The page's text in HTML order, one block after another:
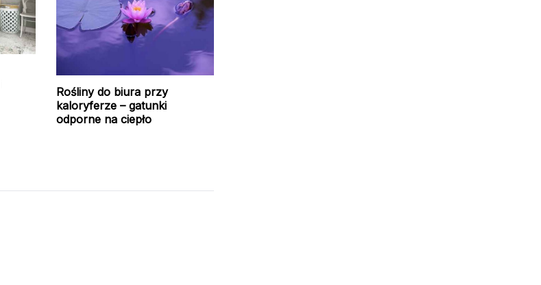
Rośliny do biura przy
kaloryferze – gatunki
odporne na ciepło